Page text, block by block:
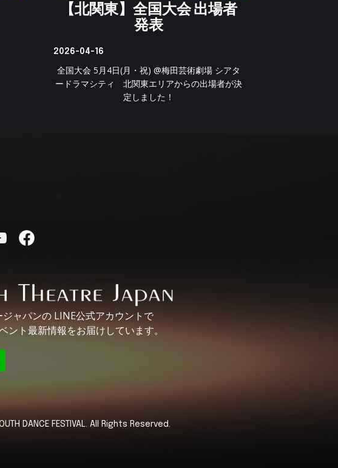
【北関東】全国大会 出場者
発表
2026-04-16
全国大会 5月4日(月・祝) @梅田芸術劇場 シアタ
ードラマシティ 北関東エリアからの出場者が決
定しました！
ャパンの LINE公式アカウントで
ント最新情報をお届けしています。
DANCE FESTIVAL. All Rights Reserved.